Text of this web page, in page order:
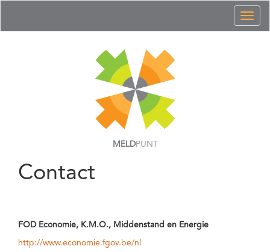
MELDPUNT
Contact
FOD Economie, K.M.O., Middenstand en Energie
http://www.economie.fgov.be/nl